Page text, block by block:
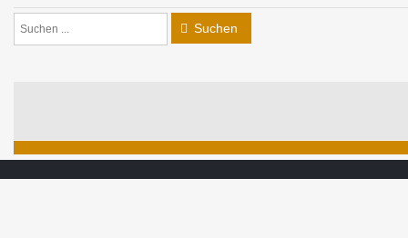
Suchen